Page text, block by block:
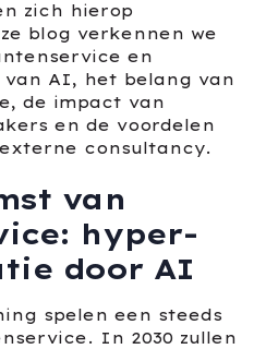
zich hierop
blog verkennen we
en
van AI, het belang van
de impact van
en de voordelen
consultancy.
van
hyper-
door AI
spelen een steeds
In 2030 zullen